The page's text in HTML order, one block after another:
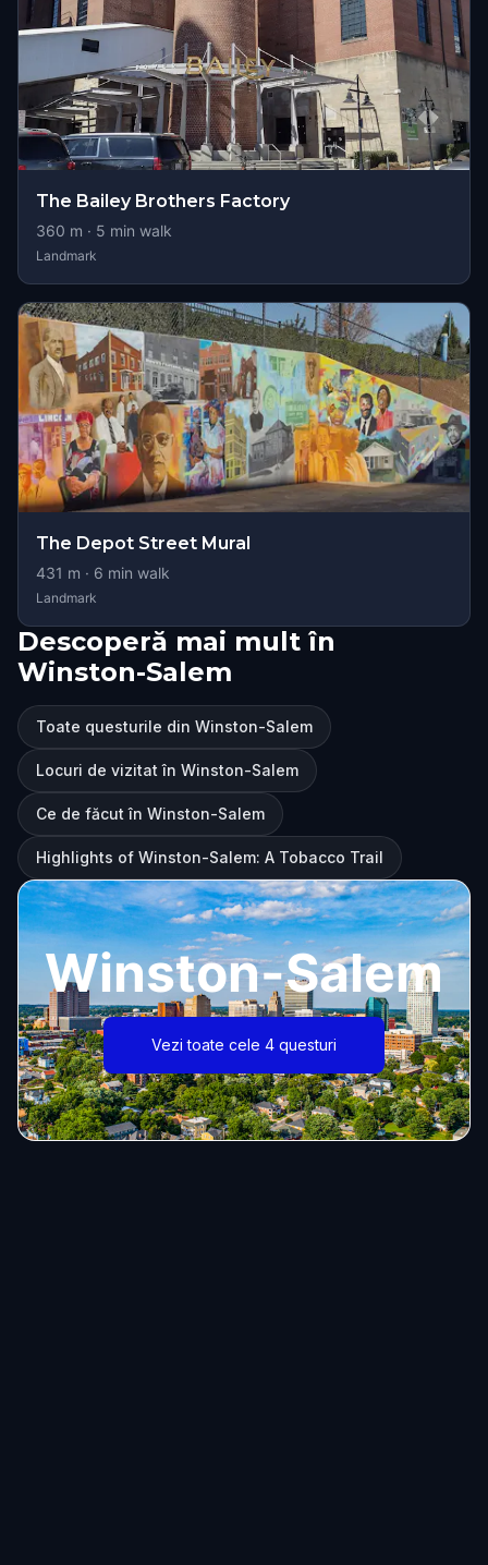
The Bailey Brothers Factory
360 m · 5 min walk
Landmark
The Depot Street Mural
431 m · 6 min walk
Landmark
Descoperă mai mult în
Winston-Salem
Toate questurile din Winston-Salem
Locuri de vizitat în Winston-Salem
Ce de făcut în Winston-Salem
Highlights of Winston-Salem: A Tobacco Trail
Winston-Salem
Vezi toate cele 4 questuri